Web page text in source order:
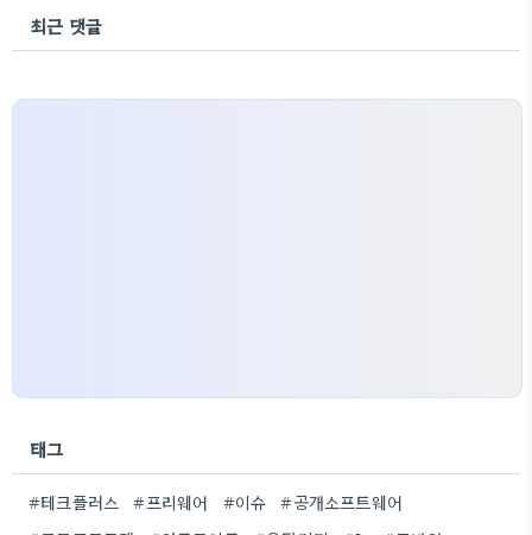
최근 댓글
태그
#테크플러스 #프리웨어 #이슈
#공개소프트웨어